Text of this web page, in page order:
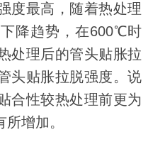
度最高，随着热处理
降趋势，在600℃时
处理后的管头贴胀拉
头贴胀拉脱强度。说
合性较热处理前更为
增加。